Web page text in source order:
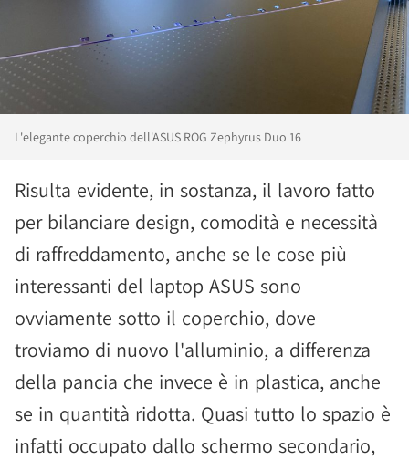
L'elegante coperchio dell'ASUS ROG Zephyrus Duo 16
Risulta evidente, in sostanza, il lavoro fatto
per bilanciare design, comodità e necessità
di raffreddamento, anche se le cose più
interessanti del laptop ASUS sono
ovviamente sotto il coperchio, dove
troviamo di nuovo l'alluminio, a differenza
della pancia che invece è in plastica, anche
se in quantità ridotta. Quasi tutto lo spazio è
infatti occupato dallo schermo secondario,